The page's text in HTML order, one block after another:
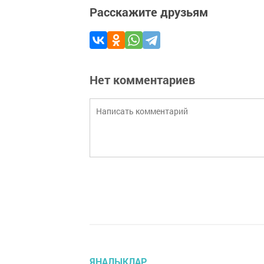
Расскажите друзьям
Нет комментариев
ЯҢАЛЫКЛАР